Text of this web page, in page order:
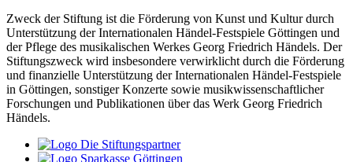
Zweck der Stiftung ist die Förderung von Kunst und Kultur durch
Unterstützung der Internationalen Händel-Festspiele Göttingen und
der Pflege des musikalischen Werkes Georg Friedrich Händels. Der
Stiftungszweck wird insbesondere verwirklicht durch die Förderung
und finanzielle Unterstützung der Internationalen Händel-Festspiele
in Göttingen, sonstiger Konzerte sowie musikwissenschaftlicher
Forschungen und Publikationen über das Werk Georg Friedrich
Händels.